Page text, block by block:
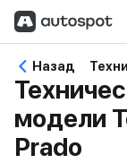
Назад
модели
Prado